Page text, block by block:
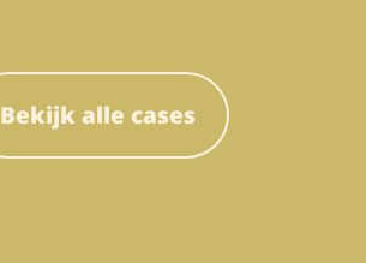
Bekijk alle cases